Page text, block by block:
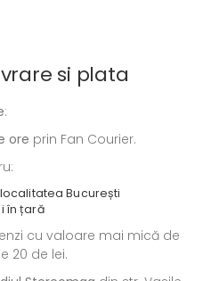
si plata
:
ore prin Fan Courier.
București
în țară
cu valoare mai mică de
20 de lei.